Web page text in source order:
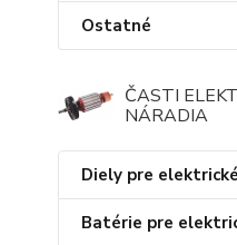
Ostatné
ČASTI
NÁRADIA
Diely pre
Batérie pre